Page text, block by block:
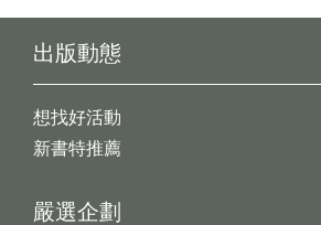
出版動態
想找好活動
新書特推薦
嚴選企劃